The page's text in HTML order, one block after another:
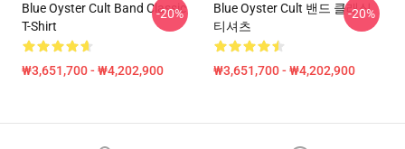
Blue Oyster Cult Band Classic
T-Shirt
₩3,651,700 - ₩4,202,900
-20%
Blue Oyster Cult 밴드 클래식
티셔츠
₩3,651,700 - ₩4,202,900
-20%